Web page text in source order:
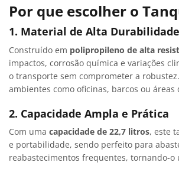
Por que escolher o
1. Material de Alta Durabilidade
Construído em polipropileno de alta
impactos, corrosão química e variações
o transporte sem comprometer a
ambientes como oficinas, barcos ou
2. Capacidade Ampla e Prática
Com uma capacidade de 22,7 litros, este
e portabilidade, sendo perfeito para
reabastecimentos frequentes, tornando-o